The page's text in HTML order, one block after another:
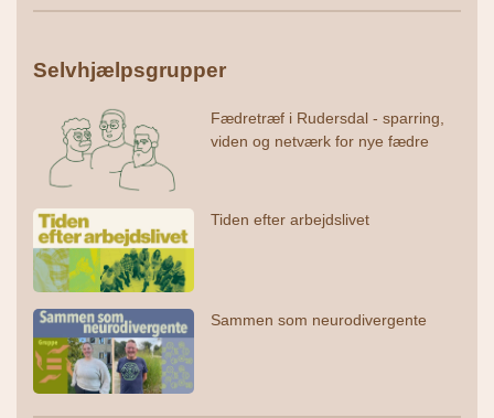
Selvhjælpsgrupper
Fædretræf i Rudersdal - sparring,
viden og netværk for nye fædre
Tiden efter arbejdslivet
Sammen som neurodivergente